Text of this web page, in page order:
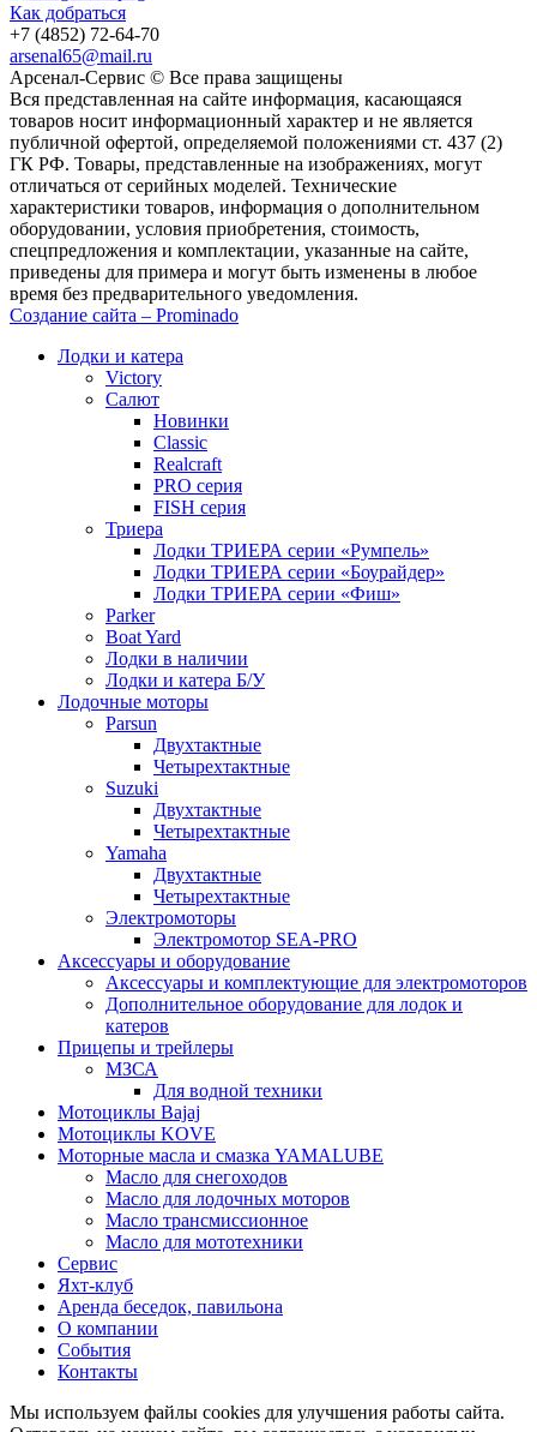
Как добраться
+7 (4852) 72-64-70
arsenal65@mail.ru
Aрсенал-Сервис © Все права защищены
Вся представленная на сайте информация, касающаяся
товаров носит информационный характер и не является
публичной офертой, определяемой положениями ст. 437 (2)
ГК РФ. Товары, представленные на изображениях, могут
отличаться от серийных моделей. Технические
характеристики товаров, информация о дополнительном
оборудовании, условия приобретения, стоимость,
спецпредложения и комплектации, указанные на сайте,
приведены для примера и могут быть изменены в любое
время без предварительного уведомления.
Создание сайта – Prominado
Лодки и катера
Victory
Салют
Новинки
Classic
Realcraft
PRO серия
FISH серия
Триера
Лодки ТРИЕРА серии «Румпель»
Лодки ТРИЕРА серии «Боурайдер»
Лодки ТРИЕРА серии «Фиш»
Parker
Boat Yard
Лодки в наличии
Лодки и катера Б/У
Лодочные моторы
Parsun
Двухтактные
Четырехтактные
Suzuki
Двухтактные
Четырехтактные
Yamaha
Двухтактные
Четырехтактные
Электромоторы
Электромотор SEA-PRO
Аксессуары и оборудование
Аксессуары и комплектующие для электромоторов
Дополнительное оборудование для лодок и
катеров
Прицепы и трейлеры
МЗСА
Для водной техники
Мотоциклы Bajaj
Мотоциклы KOVE
Моторные масла и смазка YAMALUBE
Масло для снегоходов
Масло для лодочных моторов
Масло трансмиссионное
Масло для мототехники
Сервис
Яхт-клуб
Аренда беседок, павильона
О компании
События
Контакты
Мы используем файлы cookies для улучшения работы сайта.